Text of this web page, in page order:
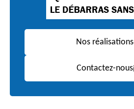
Nos réalisations
Contactez-nous